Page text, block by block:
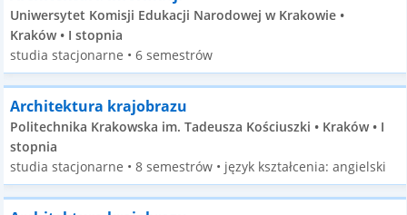
Uniwersytet Komisji Edukacji Narodowej w Krakowie •
Kraków • I stopnia
studia stacjonarne • 6 semestrów
Architektura krajobrazu
Politechnika Krakowska im. Tadeusza Kościuszki • Kraków • I
stopnia
studia stacjonarne • 8 semestrów • język kształcenia: angielski